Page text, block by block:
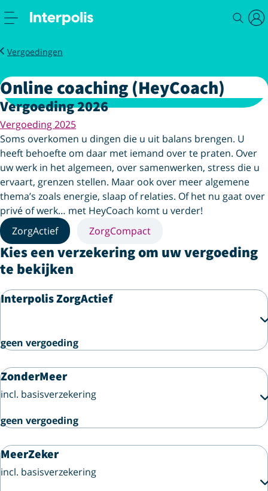
Service
Zorg
Vergoedingen
Online coaching (HeyCoach)
Online coaching (HeyCoach)
Vergoeding 2026
Vergoeding 2025
Soms overkomen u dingen die u uit balans brengen. U
heeft behoefte om daar met iemand over te praten. Over
uw werk in het algemeen, over samenwerken, stress die u
ervaart, grenzen stellen. Maar ook over meer algemene
thema’s zoals energie, slaap of relaties. Of het nu gaat over
privé of werk… met HeyCoach komt u verder!
ZorgActief
ZorgCompact
Kies een verzekering om uw vergoeding
te bekijken
Interpolis ZorgActief
geen vergoeding
ZonderMeer
incl. basisverzekering
geen vergoeding
MeerZeker
incl. basisverzekering